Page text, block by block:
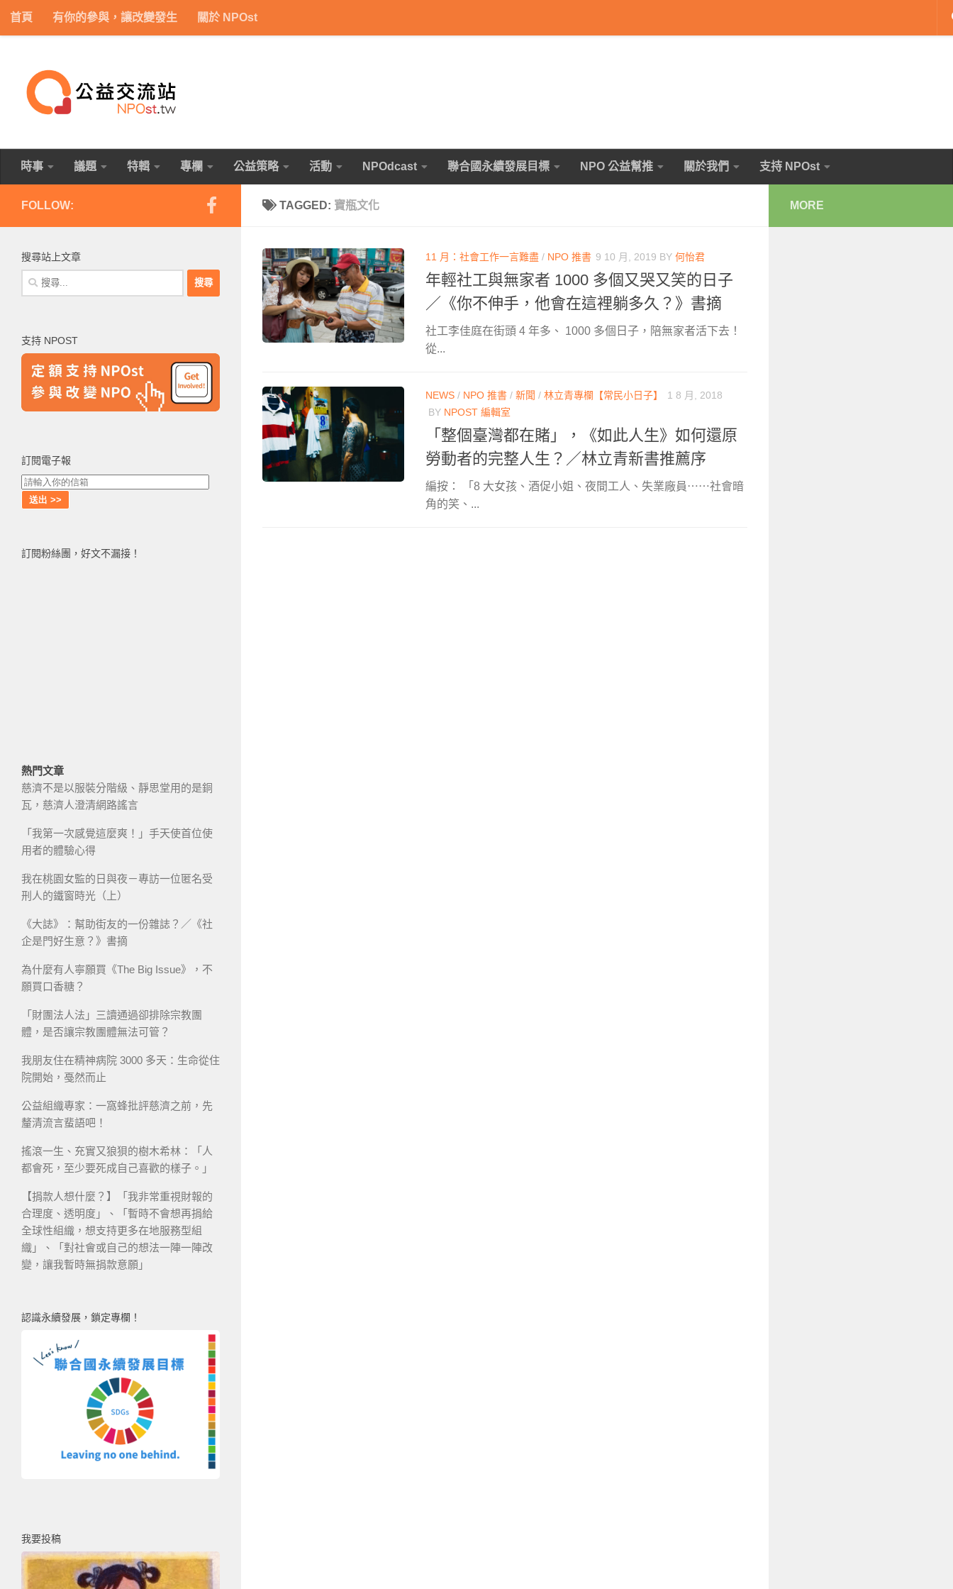
Skip to content
首頁 有你的參與，讓改變發生 關於 NPOst
時事 議題 特輯 專欄 公益策略 活動 NPOdcast 聯合國永續發展目標 NPO 公益幫推 關於我們 支持 NPOst
TAGGED: 寶瓶文化
11 月：社會工作一言難盡 / NPO 推書 9 10 月, 2019 BY 何怡君
年輕社工與無家者 1000 多個又哭又笑的日子
／《你不伸手，他會在這裡躺多久？》書摘
社工李佳庭在街頭 4 年多、 1000 多個日子，陪無家者活下去！
從...
NEWS / NPO 推書 / 新聞 / 林立青專欄【常民小日子】
1 8 月, 2018
BY NPOST 編輯室
「整個臺灣都在賭」，《如此人生》如何還原
勞動者的完整人生？／林立青新書推薦序
編按： 「8 大女孩、酒促小姐、夜間工人、失業廠員⋯⋯社會暗
角的笑、...
FOLLOW:
搜尋站上文章
搜
尋
字:
支持 NPOST
訂閱電子報
訂閱粉絲團，好文不漏接！
熱門文章
慈濟不是以服裝分階級、靜思堂用的是銅
瓦，慈濟人澄清網路謠言
「我第一次感覺這麼爽！」手天使首位使
用者的體驗心得
我在桃園女監的日與夜－專訪一位匿名受
刑人的鐵窗時光（上）
《大誌》：幫助街友的一份雜誌？／《社
企是門好生意？》書摘
為什麼有人寧願買《The Big Issue》，不
願買口香糖？
「財團法人法」三讀通過卻排除宗教團
體，是否讓宗教團體無法可管？
我朋友住在精神病院 3000 多天：生命從住
院開始，戞然而止
公益組織專家：一窩蜂批評慈濟之前，先
釐清流言蜚語吧！
搖滾一生、充實又狼狽的樹木希林：「人
都會死，至少要死成自己喜歡的樣子。」
【捐款人想什麼？】「我非常重視財報的
合理度、透明度」、「暫時不會想再捐給
全球性組織，想支持更多在地服務型組
織」、「對社會或自己的想法一陣一陣改
變，讓我暫時無捐款意願」
認識永續發展，鎖定專欄！
我要投稿
MORE